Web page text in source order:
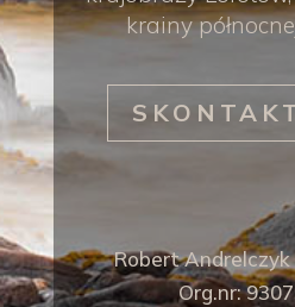
krainy
Robert
Org.nr: